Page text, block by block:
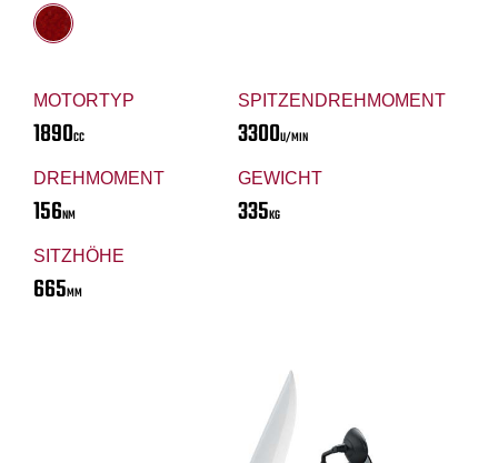
MOTORTYP
1890CC
SPITZENDREHMOMENT
3300U/MIN
DREHMOMENT
156NM
GEWICHT
335KG
SITZHÖHE
665MM